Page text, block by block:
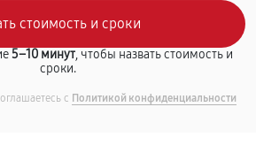
5–10 минут, чтобы назвать стоимость и
сроки.
с Политикой конфиденциальности